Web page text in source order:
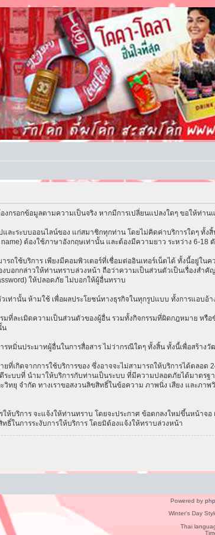
กรอกข้อมูลตามความเป็นจริง หากมีการเปลี่ยนแปลงใดๆ ขอให้ท่า
ปและระบบออนไลน์ของ แก่สมาชิกทุกท่าน โดยไม่คิดค่าบริการใดๆ
ต้องใช้ภาษาอังกฤษเท่านั้น และต้องมีความยาว ระหว่าง 6-18
รถใช้บริการ เพียงมีคอมพิวเตอร์ที่เชื่อมต่ออินเทอร์เน็ตได้ ทั้งนี้อยู่
บอกกล่าวให้ท่านทราบล่วงหน้า ถือว่าความเป็นส่วนตัวเป็นเรื่องสำ
ให้ปลอดภัย ไม่บอกให้ผู้อื่นทราบ
เท่านั้น ห้ามใช้ เพื่อผลประโยชน์ทางธุรกิจในทุกรูปแบบ ทั้งการแอ
มที่ละเมิดความเป็นส่วนตัวของผู้อื่น รวมทั้งกิจกรรมที่ผิดกฎหมาย ห
น
หมิ่นประมาทผู้อื่นในการสื่อสาร ไม่ว่ากรณีใดๆ ทั้งสิ้น ทั้งนี้เพื่อสร้างวั
ที่เกิดจากการใช้บริการของ ซึ่งอาจจะไม่สามารถให้บริการได้ตลอด
ระบบที่ นำมาให้บริการกับท่านเป็นระบบ ที่มีความปลอดภัยได้มาตร
วิทยุ จำกัด ทางเราขอสงวนลิขสิทธิ์ในข้อความ ภาพนิ่ง เสียง และภ
ห้บริการ จะแจ้งให้ท่านทราบ โดยจะประกาศ ข้อตกลงใหม่ขึ้นหน้า
ธิ์ในการระงับการให้บริการ โดยมิต้องแจ้งให้ทราบล่วงหน้า
Powered by
Winter's Day
Thai